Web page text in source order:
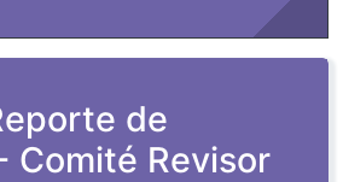
de
Comité Revisor